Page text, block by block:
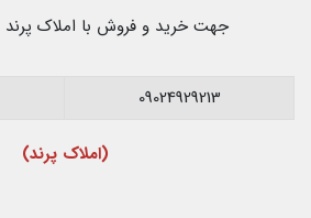
جهت خرید و فروش با املاک
09024929213
(املاک پرند)